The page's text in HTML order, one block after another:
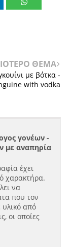
ΘΕΜΑ
με βότκα -
with vodka
γονέων -
με αναπηρία
έχει
χαρακτήρα.
να
που τον
υλικό από
οι οποίες